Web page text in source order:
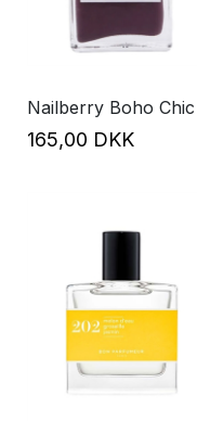
Nailberry Boho Chic
165,00 DKK